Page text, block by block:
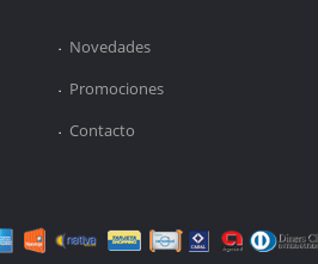
Novedades
Promociones
Contacto